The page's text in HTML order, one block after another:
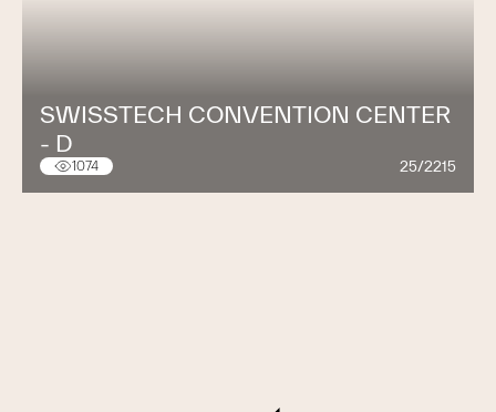
SWISSTECH CONVENTION CENTER
- D
1074 25/2215